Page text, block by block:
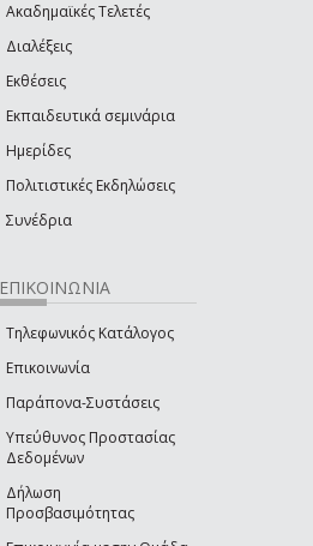
Ακαδημαϊκές Τελετές
Διαλέξεις
Εκθέσεις
Εκπαιδευτικά σεμινάρια
Ημερίδες
Πολιτιστικές Εκδηλώσεις
Συνέδρια
ΕΠΙΚΟΙΝΩΝΙΑ
Τηλεφωνικός Κατάλογος
Επικοινωνία
Παράπονα-Συστάσεις
Υπεύθυνος Προστασίας
Δεδομένων
Δήλωση
Προσβασιμότητας